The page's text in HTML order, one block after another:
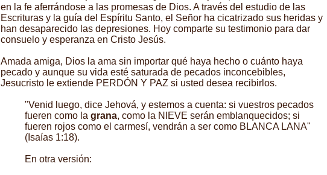
en la fe aferrándose a las promesas de Dios. A través del estudio de las
Escrituras y la guía del Espíritu Santo, el Señor ha cicatrizado sus heridas y
han desaparecido las depresiones. Hoy comparte su testimonio para dar
consuelo y esperanza en Cristo Jesús.
Amada amiga, Dios la ama sin importar qué haya hecho o cuánto haya
pecado y aunque su vida esté saturada de pecados inconcebibles,
Jesucristo le extiende PERDÓN Y PAZ si usted desea recibirlos.
"Venid luego, dice Jehová, y estemos a cuenta: si vuestros pecados
fueren como la grana, como la NIEVE serán emblanquecidos; si
fueren rojos como el carmesí, vendrán a ser como BLANCA LANA"
(Isaías 1:18).
En otra versión: